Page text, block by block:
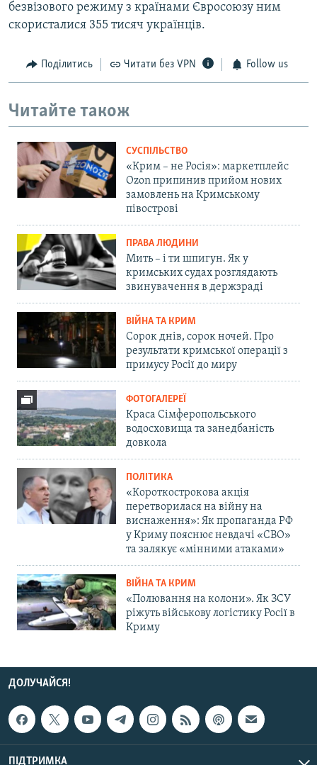
безвізового режиму з країнами Євросоюзу ним
скористалися 355 тисяч українців.
Поділитись Читати без VPN Follow us
Читайте також
СУСПІЛЬСТВО
«Крим – не Росія»: маркетплейс
Ozon припинив прийом нових
замовлень на Кримському
півострові
ПРАВА ЛЮДИНИ
Мить – і ти шпигун. Як у
кримських судах розглядають
звинувачення в держзраді
ВІЙНА ТА КРИМ
Сорок днів, сорок ночей. Про
результати кримської операції з
примусу Росії до миру
ФОТОГАЛЕРЕЇ
Краса Сімферопольського
водосховища та занедбаність
довкола
ПОЛІТИКА
«Короткострокова акція
перетворилася на війну на
виснаження»: Як пропаганда РФ
у Криму пояснює невдачі «СВО»
та залякує «мінними атаками»
ВІЙНА ТА КРИМ
«Полювання на колони». Як ЗСУ
ріжуть військову логістику Росії в
Криму
ДОЛУЧАЙСЯ!
ПІДТРИМКА